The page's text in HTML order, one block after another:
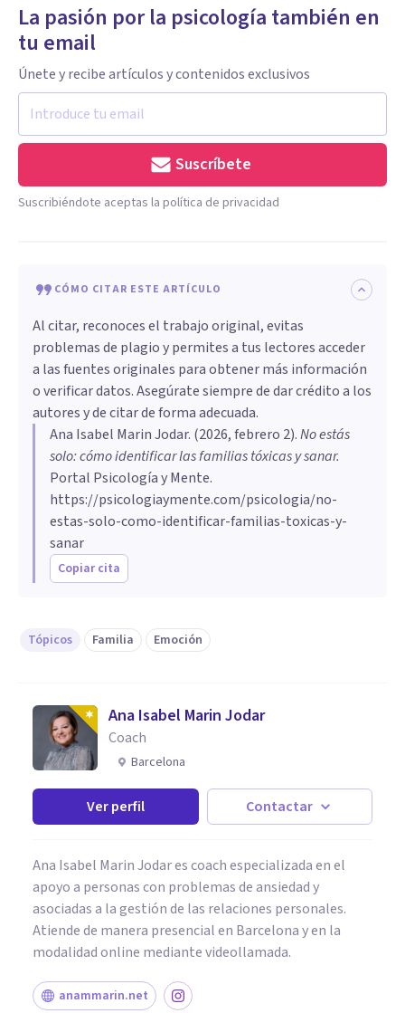
La pasión por la psicología también en
tu email
Únete y recibe artículos y contenidos exclusivos
Suscríbete
Suscribiéndote aceptas la política de privacidad
CÓMO CITAR ESTE ARTÍCULO
Al citar, reconoces el trabajo original, evitas
problemas de plagio y permites a tus lectores acceder
a las fuentes originales para obtener más información
o verificar datos. Asegúrate siempre de dar crédito a los
autores y de citar de forma adecuada.
Ana Isabel Marin Jodar. (2026, febrero 2).No estás
solo: cómo identificar las familias tóxicas y sanar.
Portal Psicología y Mente.
https://psicologiaymente.com/psicologia/no-
estas-solo-como-identificar-familias-toxicas-y-
sanar
Copiar cita
Tópicos Familia Emoción
Ana Isabel Marin Jodar
Coach
Barcelona
Ver perfil Contactar
Ana Isabel Marin Jodar es coach especializada en el
apoyo a personas con problemas de ansiedad y
asociadas a la gestión de las relaciones personales.
Atiende de manera presencial en Barcelona y en la
modalidad online mediante videollamada.
anammarin.net